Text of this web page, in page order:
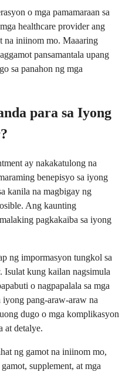
o mga pamamaraan sa
healthcare provider ang
na iniinom mo. Maaaring
pansamantala upang
sa panahon ng mga
para sa Iyong
ay nakakatulong na
benepisyo sa iyong
kanila na magbigay ng
Ang kaunting
pagkakaiba sa iyong
ng impormasyon tungkol sa
Isulat kung kailan nagsimula
o nagpapalala sa mga
pang-araw-araw na
dugo o mga komplikasyon
at detalye.
ng gamot na iniinom mo,
supplement, at mga